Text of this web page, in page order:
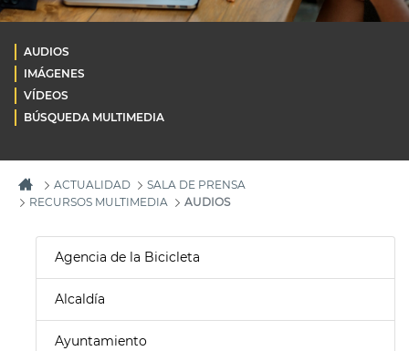
AUDIOS
IMÁGENES
VÍDEOS
BÚSQUEDA MULTIMEDIA
ACTUALIDAD
SALA DE PRENSA
RECURSOS MULTIMEDIA
AUDIOS
Agencia de la Bicicleta
Alcaldía
Ayuntamiento